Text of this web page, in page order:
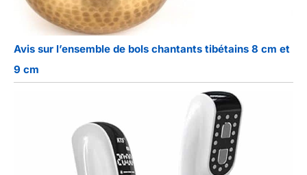
Avis sur l’ensemble de bols chantants tibétains 8 cm et
9 cm